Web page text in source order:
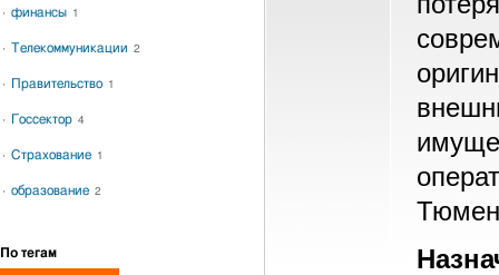
финансы 1
Телекоммуникации 2
Правительство 1
Госсектор 4
Страхование 1
образование 2
По тегам